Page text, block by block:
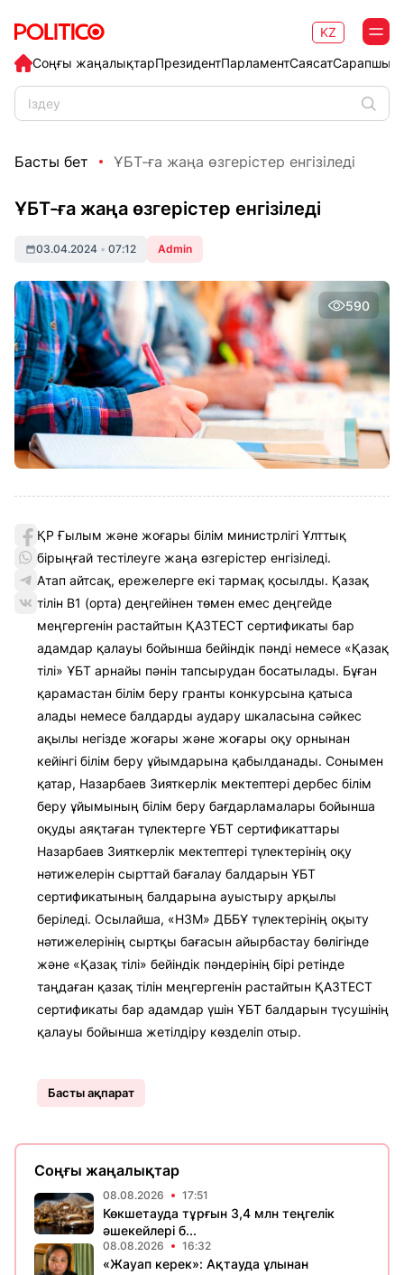
Соңғы жаңалықтарПрезидентПарламентСаясат
KZ
Басты бет ҰБТ-ға жаңа өзгерістер енгізіледі
ҰБТ-ға жаңа өзгерістер енгізіледі
03.04.2024 • 07:12 Admin
590
ҚР Ғылым және жоғары білім министрлігі Ұлттық
бірыңғай тестілеуге жаңа өзгерістер енгізіледі.
Атап айтсақ, ережелерге екі тармақ қосылды. Қазақ
тілін В1 (орта) деңгейінен төмен емес деңгейде
меңгергенін растайтын ҚАЗТЕСТ сертификаты бар
адамдар қалауы бойынша бейіндік пәнді немесе «Қазақ
тілі» ҰБТ арнайы пәнін тапсырудан босатылады. Бұған
қарамастан білім беру гранты конкурсына қатыса
алады немесе балдарды аудару шкаласына сәйкес
ақылы негізде жоғары және жоғары оқу орнынан
кейінгі білім беру ұйымдарына қабылданады. Сонымен
қатар, Назарбаев Зияткерлік мектептері дербес білім
беру ұйымының білім беру бағдарламалары бойынша
оқуды аяқтаған түлектерге ҰБТ сертификаттары
Назарбаев Зияткерлік мектептері түлектерінің оқу
нәтижелерін сырттай бағалау балдарын ҰБТ
сертификатының балдарына ауыстыру арқылы
беріледі. Осылайша, «НЗМ» ДББҰ түлектерінің оқыту
нәтижелерінің сыртқы бағасын айырбастау бөлігінде
және «Қазақ тілі» бейіндік пәндерінің бірі ретінде
таңдаған қазақ тілін меңгергенін растайтын ҚАЗТЕСТ
сертификаты бар адамдар үшін ҰБТ балдарын түсушінің
қалауы бойынша жетілдіру көзделіп отыр.
Басты ақпарат
Соңғы жаңалықтар
08.08.2026 17:51
Көкшетауда тұрғын 3,4 млн теңгелік
әшекейлері б...
08.08.2026 16:32
«Жауап керек»: Ақтауда ұлынан